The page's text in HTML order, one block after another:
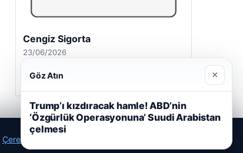
Cengiz Sigorta
23/06/2026
Çerez Politikamız
Göz Atın ×
Trump’ı kızdıracak hamle! ABD’nin
‘Özgürlük Operasyonuna’ Suudi Arabistan
çelmesi